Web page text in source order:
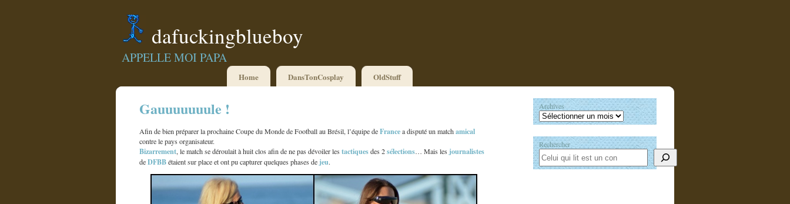
dafuckingblueboy
APPELLE MOI PAPA
Home DansTonCosplay OldStuff
Gauuuuuuule !
Afin de bien préparer la prochaine Coupe du Monde de Football au Brésil, l’équipe deFrancea disputé un matchamical
contre le pays organisateur.
Bizarrement, le match se déroulait à huit clos afin de ne pas dévoiler lestactiquesdes 2sélections… Mais les journalistes
deDFBBétaient sur place et ont pu capturer quelques phases de jeu.
Archives
Rechercher